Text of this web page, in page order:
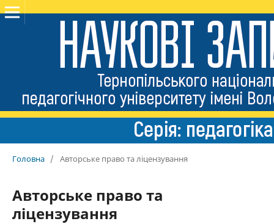
Головна / Авторське право та ліцензування
Авторське право та
ліцензування